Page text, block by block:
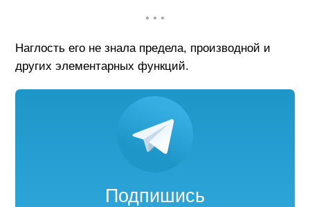
• • •
Наглость его не знала предела, производной и
других элементарных функций.
Подпишись